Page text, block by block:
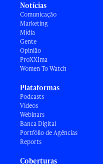
Notícias
Comunicação
Marketing
Mídia
Gente
Opinião
ProXXIma
Women To Watch
Plataformas
Podcasts
Vídeos
Webinars
Banca Digital
Portfólio de Agências
Reports
Coberturas